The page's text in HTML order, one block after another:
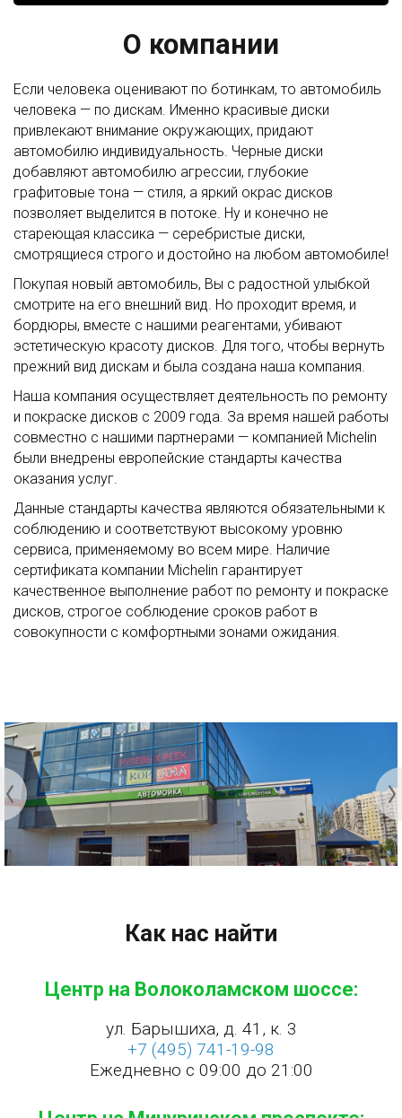
О компании
Если человека оценивают по ботинкам, то автомобиль
человека — по дискам. Именно красивые диски
привлекают внимание окружающих, придают
автомобилю индивидуальность. Черные диски
добавляют автомобилю агрессии, глубокие
графитовые тона — стиля, а яркий окрас дисков
позволяет выделится в потоке. Ну и конечно не
стареющая классика — серебристые диски,
смотрящиеся строго и достойно на любом автомобиле!
Покупая новый автомобиль, Вы с радостной улыбкой
смотрите на его внешний вид. Но проходит время, и
бордюры, вместе с нашими реагентами, убивают
эстетическую красоту дисков. Для того, чтобы вернуть
прежний вид дискам и была создана наша компания.
Наша компания осуществляет деятельность по ремонту
и покраске дисков с 2009 года. За время нашей работы
совместно с нашими партнерами — компанией Michelin
были внедрены европейские стандарты качества
оказания услуг.
Данные стандарты качества являются обязательными к
соблюдению и соответствуют высокому уровню
сервиса, применяемому во всем мире. Наличие
сертификата компании Michelin гарантирует
качественное выполнение работ по ремонту и покраске
дисков, строгое соблюдение сроков работ в
совокупности с комфортными зонами ожидания.
Как нас найти
Центр на Волоколамском шоссе:
ул. Барышиха, д. 41, к. 3
+7 (495) 741-19-98
Ежедневно с 09:00 до 21:00